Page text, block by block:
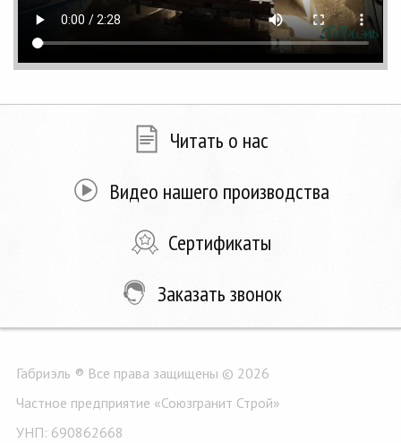
Читать о нас
Видео нашего производства
Сертификаты
Заказать звонок
Габриэль ® Все права защищены © 2026
Частное предприятие «Союзгранит Строй»
УНП: 690862668